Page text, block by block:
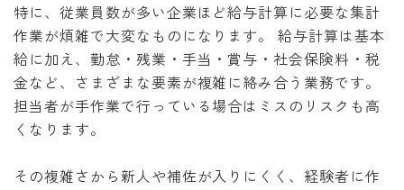
特に、従業員数が多い企業ほど給与計算に必要な集計
作業が煩雑で大変なものになります。 給与計算は基本
給に加え、勤怠・残業・手当・賞与・社会保険料・税
金など、さまざまな要素が複雑に絡み合う業務です。
担当者が手作業で行っている場合はミスのリスクも高
くなります。
その複雑さから新人や補佐が入りにくく、経験者に作